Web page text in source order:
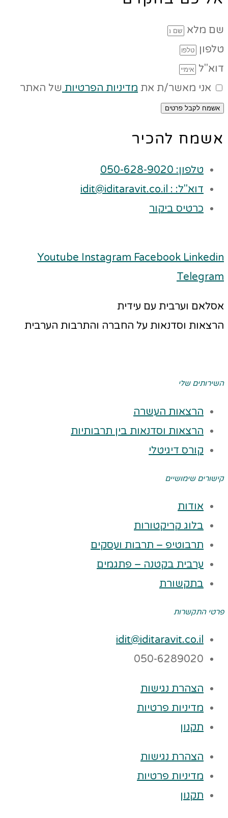
שם מלא
טלפון
דוא"ל
אני מאשר/ת את מדיניות הפרטיות של האתר
אשמח לקבל פרטים
אשמח להכיר
טלפון: 050-628-9020
דוא"ל: : idit@iditaravit.co.il
כרטיס ביקור
Youtube Instagram Facebook Linkedin
Telegram
אסלאם וערבית עם עידית
הרצאות וסדנאות על החברה והתרבות הערבית
השירותים שלי
הרצאות העשרה
הרצאות וסדנאות בין תרבותיות
קורס דיגיטלי
קישורים שימושיים
אודות
בלוג קריקטורות
תרבוטיפ – תרבות ועסקים
ערבית בקטנה – פתגמים
בתקשורת
פרטי התקשרות
idit@iditaravit.co.il
050-6289020
הצהרת נגישות
מדיניות פרטיות
תקנון
הצהרת נגישות
מדיניות פרטיות
תקנון